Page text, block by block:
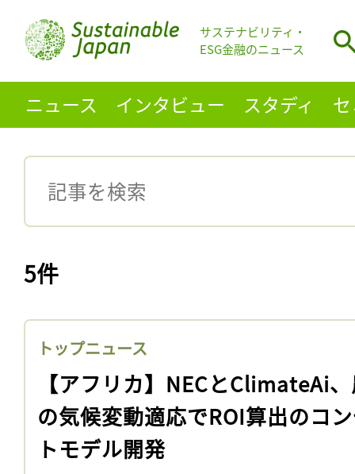
サステナビリティ・
ESG金融のニュース
ニュース インタビュー スタディ
5件
トップニュース
【アフリカ】NECとClimateAi
の気候変動適応でROI算出のコ
トモデル開発